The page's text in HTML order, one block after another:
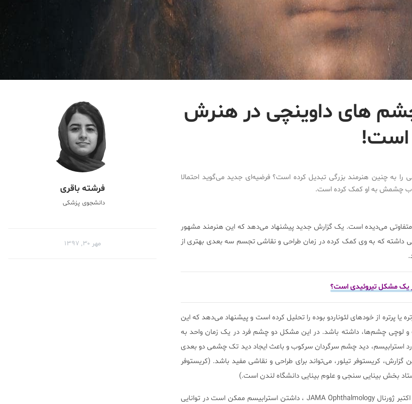
چشم های داوینچی در هنرش
است!
را به چنین هنرمند بزرگی تبدیل کرده است؟ فرضیه‌ای جدید می‌گوید احتمالا
چشمش به او کمک کرده است.
متفاوتی می‌دیده است. یک گزارش جدید پیشنهاد می‌دهد که این هنرمند مشهور
که به وی کمک کرده در زمان طراحی و نقاشی تجسم سه بعدی بهتری از
از یک مشکل تیروئیدی است؟
یا پرتره‌ از خودهای لئوناردو بوده را تحلیل کرده است و پیشنهاد می‌دهد که این
و لوچی چشم‌ها، داشته باشد. در این مشکل دو چشم فرد در یک زمان واحد به
استرابیسم، دید چشم سرگردان سرکوب و باعث ایجاد دید تک چشمی دو بعدی
کریستوفر تیلور، می‌تواند برای طراحی و نقاشی مفید باشد. (کریستوفر
بخش بینایی سنجی و علوم بینایی دانشگاه لندن است.)
بنابراین بنا بر نوشته تیلور در نسخه ۱۸ اکتبر ژورنال JAMA Ophthalmology ، داشتن استرابیسم ممکن است در توانایی
فرشته باقری
دانشجوی پزشکی
مهر ۳۰, ۱۳۹۷